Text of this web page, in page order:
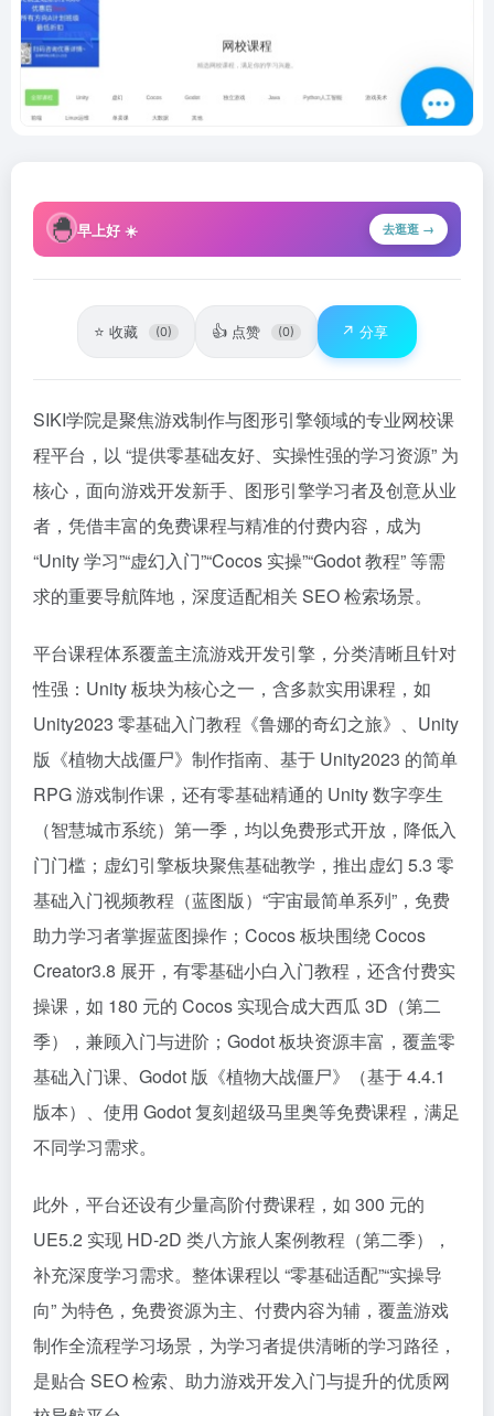
🐣早上好 ☀️ 去逛逛 →
⭐ 收藏 (0) 👍 点赞 (0) ↗️ 分享
SIKI学院是聚焦游戏制作与图形引擎领域的专业网校课
程平台，以 “提供零基础友好、实操性强的学习资源” 为
核心，面向游戏开发新手、图形引擎学习者及创意从业
者，凭借丰富的免费课程与精准的付费内容，成为
“Unity 学习”“虚幻入门”“Cocos 实操”“Godot 教程” 等需
求的重要导航阵地，深度适配相关 SEO 检索场景。​
平台课程体系覆盖主流游戏开发引擎，分类清晰且针对
性强：Unity 板块为核心之一，含多款实用课程，如
Unity2023 零基础入门教程《鲁娜的奇幻之旅》、Unity
版《植物大战僵尸》制作指南、基于 Unity2023 的简单
RPG 游戏制作课，还有零基础精通的 Unity 数字孪生
（智慧城市系统）第一季，均以免费形式开放，降低入
门门槛；虚幻引擎板块聚焦基础教学，推出虚幻 5.3 零
基础入门视频教程（蓝图版）“宇宙最简单系列”，免费
助力学习者掌握蓝图操作；Cocos 板块围绕 Cocos
Creator3.8 展开，有零基础小白入门教程，还含付费实
操课，如 180 元的 Cocos 实现合成大西瓜 3D（第二
季），兼顾入门与进阶；Godot 板块资源丰富，覆盖零
基础入门课、Godot 版《植物大战僵尸》（基于 4.4.1
版本）、使用 Godot 复刻超级马里奥等免费课程，满足
不同学习需求。​
此外，平台还设有少量高阶付费课程，如 300 元的
UE5.2 实现 HD-2D 类八方旅人案例教程（第二季），
补充深度学习需求。整体课程以 “零基础适配”“实操导
向” 为特色，免费资源为主、付费内容为辅，覆盖游戏
制作全流程学习场景，为学习者提供清晰的学习路径，
是贴合 SEO 检索、助力游戏开发入门与提升的优质网